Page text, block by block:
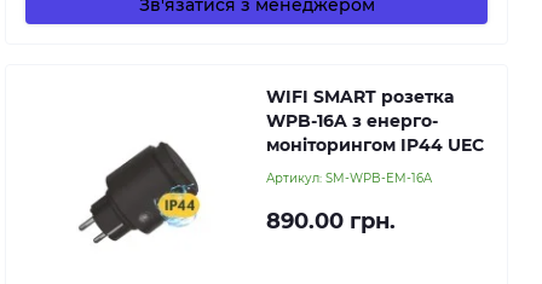
Зв'язатися з менеджером
WIFI SMART розетка
WPB-16A з енерго-
моніторингом IP44 UEC
Артикул: SM-WPB-EM-16A
890.00 грн.